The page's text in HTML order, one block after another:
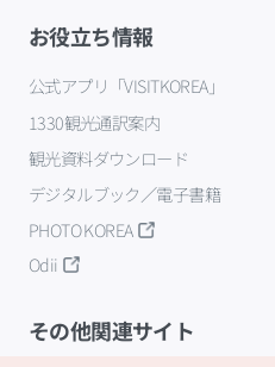
お役立ち情報
公式アプリ「VISITKOREA」
1330観光通訳案内
観光資料ダウンロード
デジタルブック／電子書籍
PHOTO KOREA
Odii
その他関連サイト